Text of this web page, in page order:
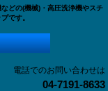
どの(機械)・高圧洗浄機やスチ
です。
電話でのお問い合わせは
04-7191-8633